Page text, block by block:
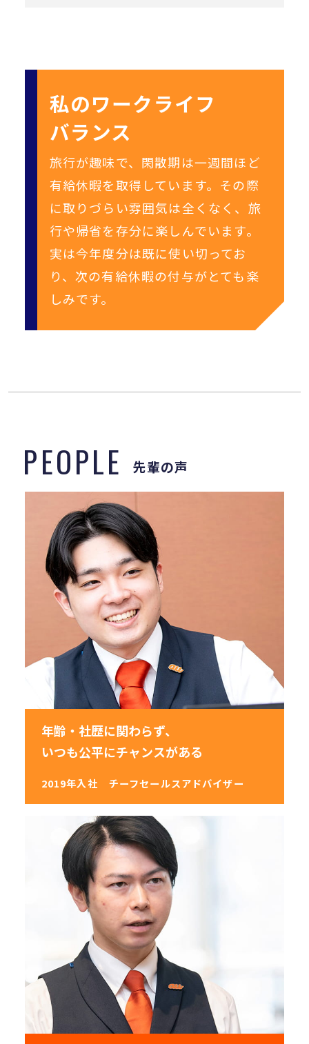
私のワークライフ
バランス
旅行が趣味で、閑散期は一週間ほど
有給休暇を取得しています。 その際
に取りづらい雰囲気は全くなく、旅
行や帰省を存分に楽しんでいます。
実は今年度分は既に使い切ってお
り、次の有給休暇の付与がとても楽
しみです。
PEOPLE 先輩の声
年齢・社歴に関わらず、
いつも公平にチャンスがある
2019年入社 チーフセールスアドバイザー